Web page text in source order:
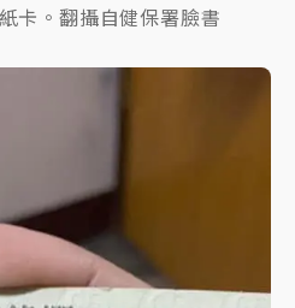
卡。翻攝自健保署臉書